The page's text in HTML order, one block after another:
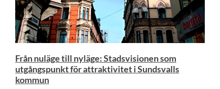
Från nuläge till nyläge: Stadsvisionen som
utgångspunkt för attraktivitet i Sundsvalls
kommun